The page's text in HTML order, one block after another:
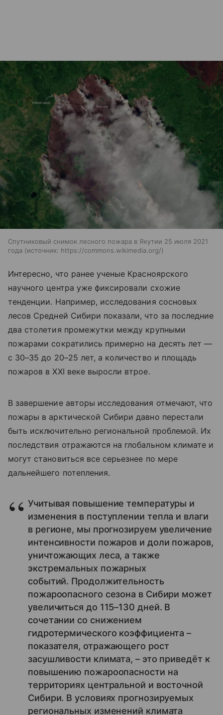
Спутниковый снимок лесного пожара в Якутии 25 июля 2021
года
источник: https://commons.wikimedia.org/
Интересно, что ранее ученые Красноярского
научного центра уже фиксировали схожие
тенденции. Например, исследования сосновых
лесов Средней Сибири показали, что за последние
два столетия промежутки между крупными
пожарами сократились примерно на десять лет —
с 30–35 до 20–25 лет, а количество и площадь
пожаров в XXI веке выросли втрое.
В завершение авторы исследования отмечают, что
пожары в арктической Сибири давно перестали
быть исключительно региональной проблемой. Их
последствия отражаются на глобальном климате и
могут становиться все серьезнее по мере
дальнейшего потепления.
Учитывая повышение температуры и
изменения в поступлении тепла и влаги
в регионе, мы прогнозируем увеличение
интенсивности пожаров и доли пожаров,
уничтожающих леса, а также
экстремальных пожарных
событий. Продолжительность
пожароопасного сезона в Сибири может
увеличиться до 115–130 дней. В
сочетании со снижением
гидротермического коэффициента –
показателя, отражающего рост
засушливости климата, – это приведёт к
повышению пожароопасности на
территориях центральной и восточной
Сибири. В условиях прогнозируемых
региональных изменений климата